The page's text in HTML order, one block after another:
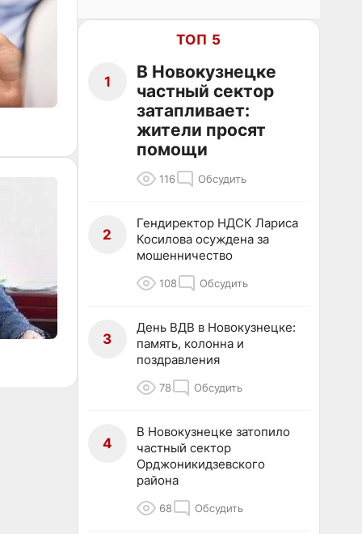
ТОП 5
1
В Новокузнецке
частный сектор
затапливает:
жители просят
помощи
116 Обсудить
2
Гендиректор НДСК Лариса
Косилова осуждена за
мошенничество
108 Обсудить
3
День ВДВ в Новокузнецке:
память, колонна и
поздравления
78 Обсудить
4
В Новокузнецке затопило
частный сектор
Орджоникидзевского
района
68 Обсудить